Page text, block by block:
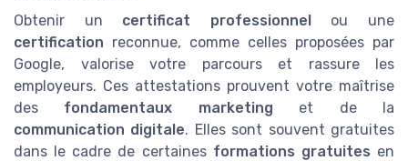
Obtenir un certificat professionnelou une
certification reconnue, comme celles proposées par
Google, valorise votre parcours et rassure les
employeurs. Ces attestations prouvent votre maîtrise
des fondamentaux marketing et de la
communication digitale. Elles sont souvent gratuites
dans le cadre de certaines formations gratuites en